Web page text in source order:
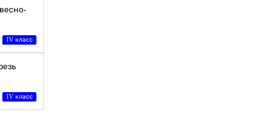
IV класс
IV класс